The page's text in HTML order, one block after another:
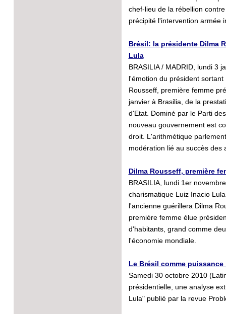
chef-lieu de la rébellion
précipité l'intervention armée
Brésil: la présidente Dilma
Lula
BRASILIA / MADRID, lundi 3
l'émotion du président
Rousseff, première femme
janvier à Brasilia, de la
d'Etat. Dominé par le Parti
nouveau gouvernement est
droit. L'arithmétique
modération lié au succès des
Dilma Rousseff, première
BRASILIA, lundi 1er
charismatique Luiz Inacio
l'ancienne guérillera Dilma
première femme élue
d'habitants, grand comme
l'économie mondiale.
Le Brésil comme
Samedi 30 octobre 2010
présidentielle, une analyse
Lula" publié par la revue